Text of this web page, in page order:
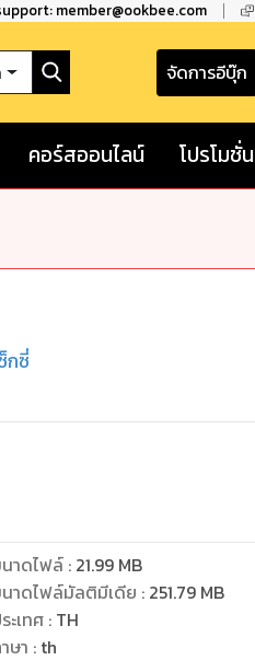
member@ookbee.com
จัดการอีบุ๊ก
คอร์สออนไลน์ โปรโมชั่น
กซี่
าดไฟล์: 21.99 MB
าดไฟล์มัลติมีเดีย : 251.79 MB
ะเทศ : TH
ษา : th